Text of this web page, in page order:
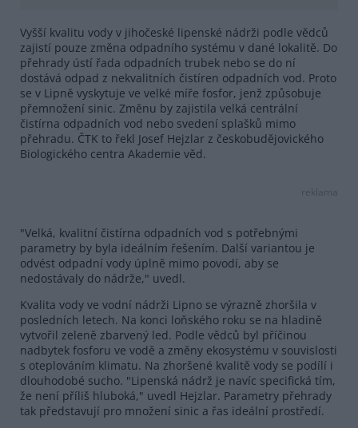
Vyšší kvalitu vody v jihočeské lipenské nádrži podle vědců
zajistí pouze změna odpadního systému v dané lokalitě. Do
přehrady ústí řada odpadních trubek nebo se do ní
dostává odpad z nekvalitních čistíren odpadních vod. Proto
se v Lipně vyskytuje ve velké míře fosfor, jenž způsobuje
přemnožení sinic. Změnu by zajistila velká centrální
čistírna odpadních vod nebo svedení splašků mimo
přehradu. ČTK to řekl Josef Hejzlar z českobudějovického
Biologického centra Akademie věd.
reklama
"Velká, kvalitní čistírna odpadních vod s potřebnými
parametry by byla ideálním řešením. Další variantou je
odvést odpadní vody úplně mimo povodí, aby se
nedostávaly do nádrže," uvedl.
Kvalita vody ve vodní nádrži Lipno se výrazně zhoršila v
posledních letech. Na konci loňského roku se na hladině
vytvořil zeleně zbarvený led. Podle vědců byl příčinou
nadbytek fosforu ve vodě a změny ekosystému v souvislosti
s oteplováním klimatu. Na zhoršené kvalitě vody se podílí i
dlouhodobé sucho. "Lipenská nádrž je navíc specifická tím,
že není příliš hluboká," uvedl Hejzlar. Parametry přehrady
tak představují pro množení sinic a řas ideální prostředí.